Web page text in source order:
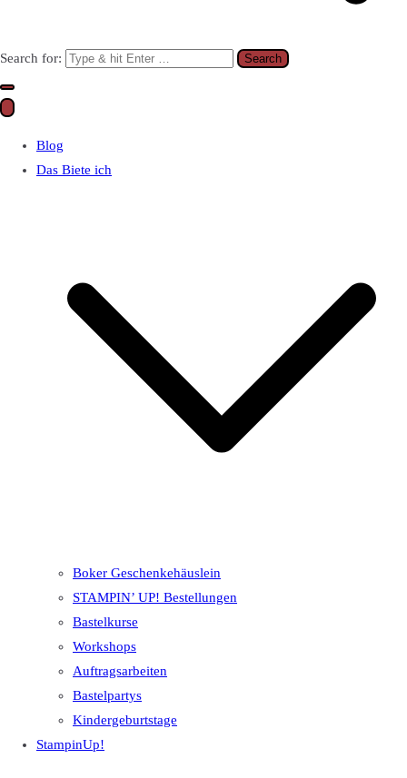
Search for:
Blog
Das Biete ich
Boker Geschenkehäuslein
STAMPIN’ UP! Bestellungen
Bastelkurse
Workshops
Auftragsarbeiten
Bastelpartys
Kindergeburtstage
StampinUp!